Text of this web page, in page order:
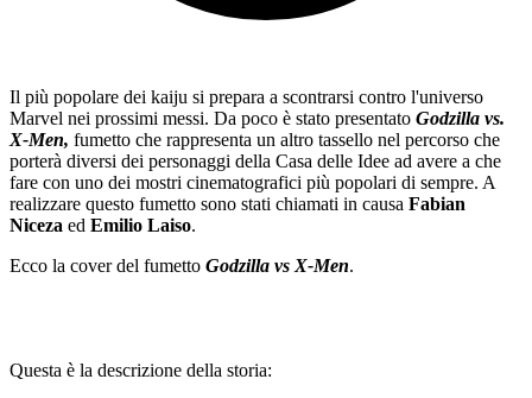
Il più popolare dei kaiju si prepara a scontrarsi contro l'universo
Marvel nei prossimi messi. Da poco è stato presentato Godzilla vs.
X-Men, fumetto che rappresenta un altro tassello nel percorso che
porterà diversi dei personaggi della Casa delle Idee ad avere a che
fare con uno dei mostri cinematografici più popolari di sempre. A
realizzare questo fumetto sono stati chiamati in causa Fabian
Niceza ed Emilio Laiso.
Ecco la cover del fumetto Godzilla vs X-Men.
Questa è la descrizione della storia: